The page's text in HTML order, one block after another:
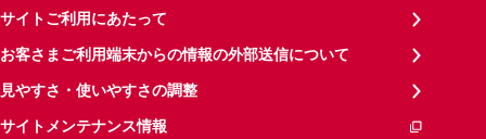
サイトご利用にあたって
お客さまご利用端末からの情報の外部送信について
見やすさ・使いやすさの調整
サイトメンテナンス情報